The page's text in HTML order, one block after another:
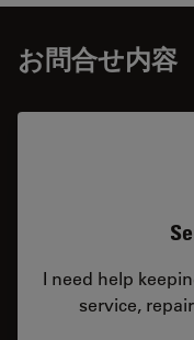
お問合せ内容
I need help
service,